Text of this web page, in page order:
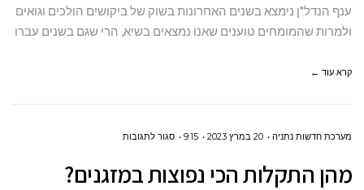
דירה
ענף הנדל"ן נימצא בשנים האחרונות בשוק של ביקושים הולכים וגואים
ולמרות שהמומחים טוענים שאנו נמצאים בשיא, הרי שגם בשנים עברו
קרא עוד ←
מערכת חדשות נתניה 20 במרץ 2023 9:15 סגור לתגובותעל
התקלות
מהן התקלות הכי נפוצות במזגנים?